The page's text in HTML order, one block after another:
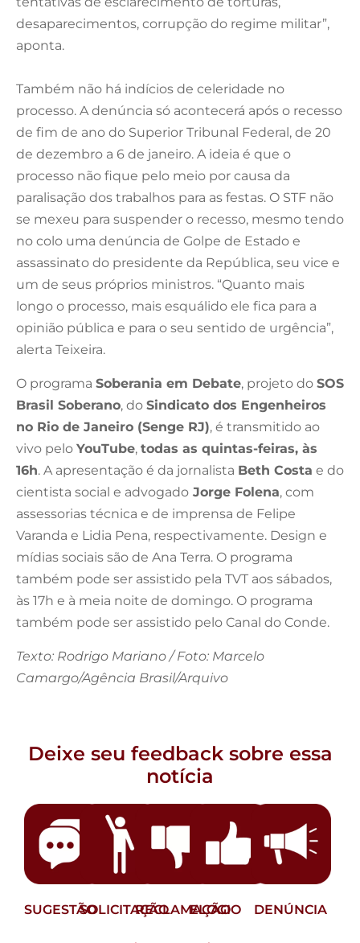
desaparecimentos, corrupção do regime militar”,
aponta.
Também não há indícios de celeridade no
processo. A denúncia só acontecerá após o recesso
de fim de ano do Superior Tribunal Federal, de 20
de dezembro a 6 de janeiro. A ideia é que o
processo não fique pelo meio por causa da
paralisação dos trabalhos para as festas. O STF não
se mexeu para suspender o recesso, mesmo tendo
no colo uma denúncia de Golpe de Estado e
assassinato do presidente da República, seu vice e
um de seus próprios ministros. “Quanto mais
longo o processo, mais esquálido ele fica para a
opinião pública e para o seu sentido de urgência”,
alerta Teixeira.
O programa Soberania em Debate, projeto do SOS
Brasil Soberano, do Sindicato dos Engenheiros
no Rio de Janeiro (Senge RJ), é transmitido ao
vivo pelo YouTube, todas as quintas-feiras, às
16h. A apresentação é da jornalista Beth Costa e do
cientista social e advogado Jorge Folena, com
assessorias técnica e de imprensa de Felipe
Varanda e Lidia Pena, respectivamente. Design e
mídias sociais são de Ana Terra. O programa
também pode ser assistido pela TVT aos sábados,
às 17h e à meia noite de domingo. O programa
também pode ser assistido pelo Canal do Conde.
Texto: Rodrigo Mariano / Foto: Marcelo
Camargo/Agência Brasil/Arquivo
Deixe seu feedback sobre essa
notícia
SUGESTÃOSOLICITAÇÃORECLAMAÇÃO
ELOGIO DENÚNCIA